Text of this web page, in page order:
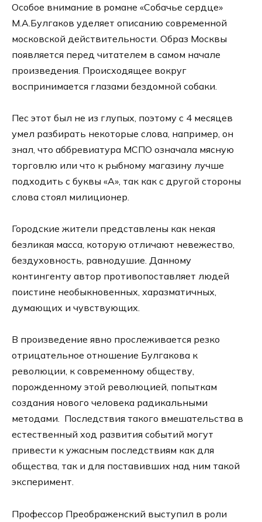
Особое внимание в романе «Собачье сердце»
М.А.Булгаков уделяет описанию современной
московской действительности. Образ Москвы
появляется перед читателем в самом начале
произведения. Происходящее вокруг
воспринимается глазами бездомной собаки.
Пес этот был не из глупых, поэтому с 4 месяцев
умел разбирать некоторые слова, например, он
знал, что аббревиатура МСПО означала мясную
торговлю или что к рыбному магазину лучше
подходить с буквы «А», так как с другой стороны
слова стоял милиционер.
Городские жители представлены как некая
безликая масса, которую отличают невежество,
бездуховность, равнодушие. Данному
контингенту автор противопоставляет людей
поистине необыкновенных, харазматичных,
думающих и чувствующих.
В произведение явно прослеживается резко
отрицательное отношение Булгакова к
революции, к современному обществу,
порожденному этой революцией, попыткам
создания нового человека радикальными
методами. Последствия такого вмешательства в
естественный ход развития событий могут
привести к ужасным последствиям как для
общества, так и для поставивших над ним такой
эксперимент.
Профессор Преображенский выступил в роли